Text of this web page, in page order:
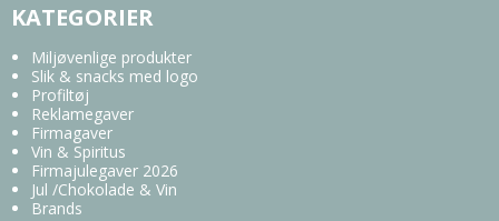
KATEGORIER
Miljøvenlige produkter
Slik & snacks med logo
Profiltøj
Reklamegaver
Firmagaver
Vin & Spiritus
Firmajulegaver 2026
Jul /Chokolade & Vin
Brands